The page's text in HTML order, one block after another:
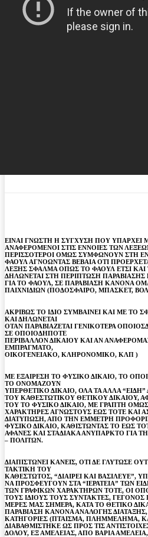
ΕΙΝΑΙ ΓΝΩΣΤΗ Η ΣΥΓΧΥΣΗ ΠΟΥ
ΑΝΑΦΕΡΟΜΕΝΟΙ ΣΤΙΣ ΕΝΝΟΙΕΣ ΤΩΝ
ΠΕΡΙΣΣΟΤΕΡΟΙ ΟΜΩΣ ΣΥΜΦΩΝΟΥΝ ΣΤΗ
ΦΑΟΥΛ ΑΓΝΟΩΝΤΑΣ ΒΕΒΑΙΑ ΟΤΙ
ΛΕΞΗΣ ΣΦΑΛΜΑ ΟΠΩΣ ΤΟ ΦΑΟΥΛ ΕΤΣΙ ΚΑΙ
ΔΗΛΩΝΕΤΑΙ ΣΤΗ ΠΕΡΙΠΤΩΣΗ
ΓΙΑ ΤΟ ΦΑΟΥΛ, ΣΕ ΠΑΡΑΒΙΑΣΗ ΚΑΝΟΝΑ
ΠΑΙΧΝΙΔΙΩΝ (ΠΟΔΟΣΦΑΙΡΟ, ΜΠΑΣΚΕΤ,
ΑΚΡΙΒΩΣ ΤΟ ΙΔΙΟ ΣΥΜΒΑΙΝΕΙ ΚΑΙ ΜΕ ΤΟ
ΚΑΙ ΔΗΛΩΝΕΤΑΙ
ΟΤΑΝ ΠΑΡΑΒΙΑΖΕΤΑΙ ΓΕΝΙΚΟΤΕΡΑ
ΣΕ ΟΠΟΙΟΔΗΠΟΤΕ
ΠΕΡΙΒΑΛΛΟΝ ΔΙΚΑΙΟΥ ΚΑΙ ΑΝ
ΕΜΠΡΑΓΜΑΤΟ,
ΟΙΚΟΓΕΝΕΙΑΚΟ, ΚΛΗΡΟΝΟΜΙΚΟ, ΚΛΠ )
ΜΕ ΕΞΑΙΡΕΣΗ ΤΟ ΦΥΣΙΚΟ ΔΙΚΑΙΟ, ΤΟ
ΤΟ ΟΝΟΜΑΖΟΥΝ
ΥΠΕΡΘΕΤΙΚΟ ΔΙΚΑΙΟ, ΟΛΑ ΤΑ ΑΛΛΑ
ΤΟΥ ΚΑΘΕΣΤΩΤΙΚΟΥ ΘΕΤΙΚΟΥ ΔΙΚΑΙΟΥ,
ΤΟΥ ΤΟ ΦΥΣΙΚΟ ΔΙΚΑΙΟ, ΜΕ ΓΡΑΠΤΗ
ΧΑΡΑΚΤΗΡΕΣ ΑΓΝΩΣΤΟΥΣ ΕΩΣ ΤΟΤΕ ΚΑΙ
ΔΙΑΤΥΠΩΣΗ, ΑΠΟ ΤΗΝ ΕΜΜΕΤΡΗ
ΦΥΣΙΚΟ ΔΙΚΑΙΟ, ΚΑΘΙΣΤΩΝΤΑΣ ΤΟ ΕΩΣ
ΑΦΑΝΕΣ ΚΑΙ ΣΤΑΔΙΑΚΑ ΑΝΥΠΑΡΚΤΟ ΓΙΑ
– ΠΟΛΙΤΩΝ.
ΔΙΑΠΙΣΤΩΝΕΙ ΚΑΝΕΙΣ, ΟΤΙ ΔΕ ΓΛΥΤΩΣΕ
ΤΑΚΤΙΚΗ ΤΟΥ
ΚΑΘΕΣΤΩΤΟΣ, “ΔΙΑΙΡΕΙ ΚΑΙ ΒΑΣΙΛΕΥΕ”,
ΝΑ ΠΡΟΣΦΕΥΓΟΥΝ ΣΤΑ “ΙΕΡΑΤΕΙΑ” ΤΩΝ
ΤΩΝ ΓΡΑΦΙΚΩΝ ΧΑΡΑΚΤΗΡΩΝ ΤΟΤΕ, ΟΙ
ΤΟΥΣ ΙΔΙΟΥΣ ΤΟΥΣ ΣΥΝΤΑΚΤΕΣ, ΓΕΓΟΝΟΣ
ΜΕΡΕΣ ΜΑΣ ΣΗΜΕΡΑ, ΚΑΤΑ ΤΟ ΘΕΤΙΚΟ
ΠΑΡΑΒΙΑΣΗ ΚΑΝΟΝΑ ΑΝΑΛΟΓΗΣ ΔΙΑΤΑΞΗΣ,
ΚΑΤΗΓΟΡΙΕΣ (ΠΤΑΙΣΜΑ, ΠΛΗΜΜΕΛΗΜΑ,
ΔΙΑΒΑΘΜΙΣΤΗΚΕ ΩΣ ΠΡΟΣ ΤΙΣ
ΔΟΛΟΥ, ΕΞ ΑΜΕΛΕΙΑΣ, ΑΠΟ ΒΑΡΙΑ